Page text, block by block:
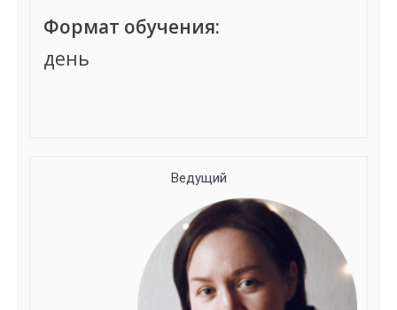
Формат обучения:
день
Ведущий